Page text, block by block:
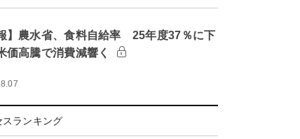
】農水省、食料自給率 25年度37％に下
高騰で消費減響く
スランキング